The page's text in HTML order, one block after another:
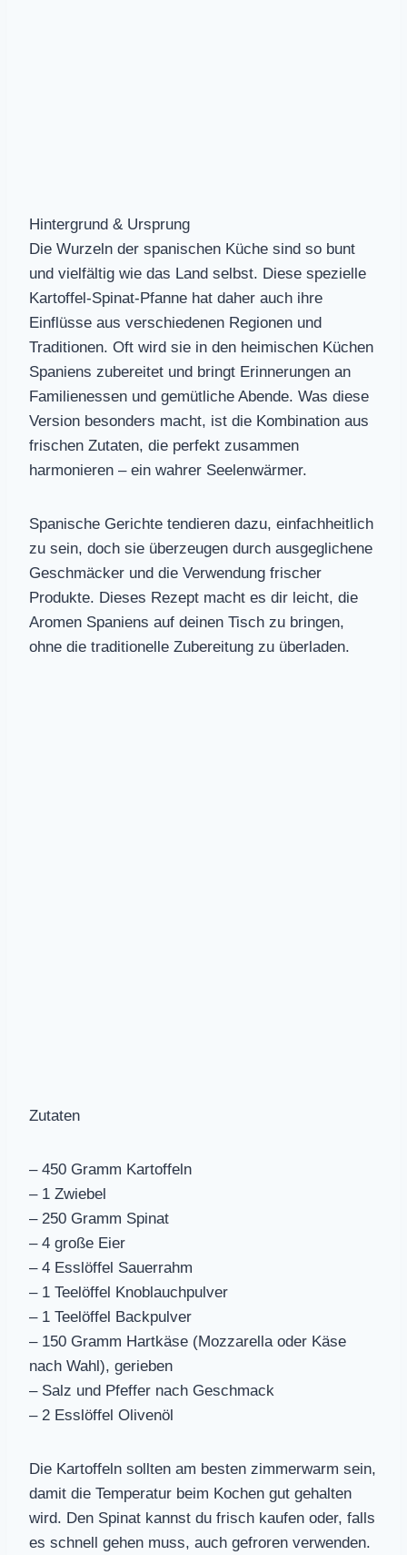
Hintergrund & Ursprung
Die Wurzeln der spanischen Küche sind so bunt
und vielfältig wie das Land selbst. Diese spezielle
Kartoffel-Spinat-Pfanne hat daher auch ihre
Einflüsse aus verschiedenen Regionen und
Traditionen. Oft wird sie in den heimischen Küchen
Spaniens zubereitet und bringt Erinnerungen an
Familienessen und gemütliche Abende. Was diese
Version besonders macht, ist die Kombination aus
frischen Zutaten, die perfekt zusammen
harmonieren – ein wahrer Seelenwärmer.
Spanische Gerichte tendieren dazu, einfachheitlich
zu sein, doch sie überzeugen durch ausgeglichene
Geschmäcker und die Verwendung frischer
Produkte. Dieses Rezept macht es dir leicht, die
Aromen Spaniens auf deinen Tisch zu bringen,
ohne die traditionelle Zubereitung zu überladen.
Zutaten
– 450 Gramm Kartoffeln
– 1 Zwiebel
– 250 Gramm Spinat
– 4 große Eier
– 4 Esslöffel Sauerrahm
– 1 Teelöffel Knoblauchpulver
– 1 Teelöffel Backpulver
– 150 Gramm Hartkäse (Mozzarella oder Käse
nach Wahl), gerieben
– Salz und Pfeffer nach Geschmack
– 2 Esslöffel Olivenöl
Die Kartoffeln sollten am besten zimmerwarm sein,
damit die Temperatur beim Kochen gut gehalten
wird. Den Spinat kannst du frisch kaufen oder, falls
es schnell gehen muss, auch gefroren verwenden.